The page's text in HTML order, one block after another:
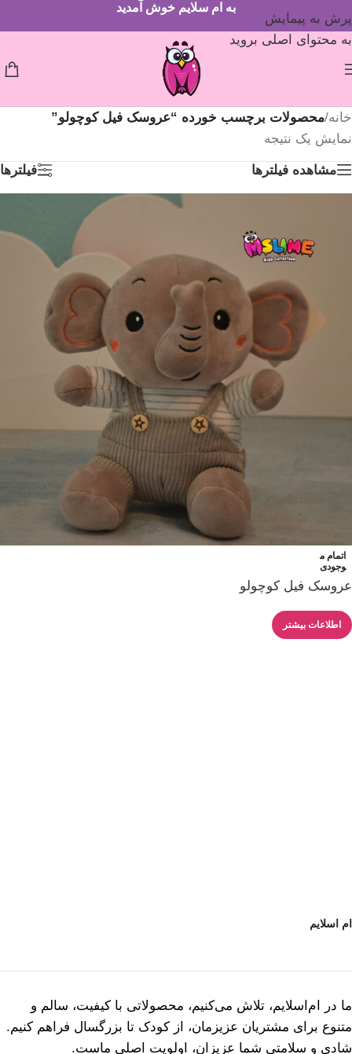
پرش به پیمایش
به محتوای اصلی بروید
به ام سلایم خوش آمدید
خانه/محصولات برچسب خورده “عروسک فیل کوچولو”
نمایش یک نتیجه
مشاهده فیلترها فیلترها
اتمام م
وجودی
عروسک فیل کوچولو
اطلاعات بیشتر
ام اسلایم
ما در ام‌اسلایم، تلاش می‌کنیم، محصولاتی با کیفیت، سالم و
متنوع برای مشتریان عزیزمان، از کودک تا بزرگسال فراهم کنیم.
شادی و سلامتی شما عزیزان، اولویت اصلی ماست.